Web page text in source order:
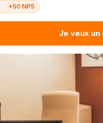
+50 NPS
Je veux